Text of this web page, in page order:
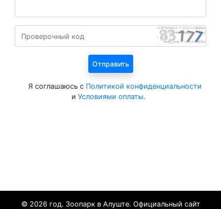
Я соглашаюсь с Политикой конфиденциальности
и Условиями оплаты.
© 2026 год. Зоопарк в Алуште. Официальный сайт